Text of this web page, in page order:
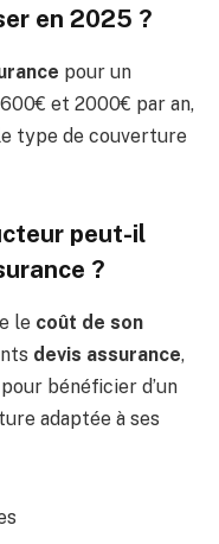
en 2025 ?
pour un
et 2000€ par an,
type de couverture
peut-il
?
le coût de son
devis assurance,
bénéficier d’un
adaptée à ses